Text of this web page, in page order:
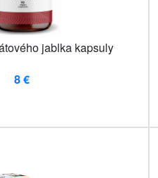
jablka kapsuly
8 €